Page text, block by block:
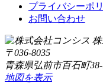
プライバシーポ
お問い合わせ
〒036-8035
青森県弘前市百石町38-
地図を表示